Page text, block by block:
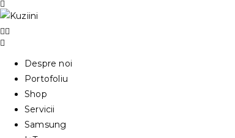
Despre noi
Portofoliu
Shop
Servicii
Samsung